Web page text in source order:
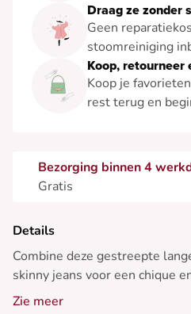
Draag ze zonder
Geen
stoomreiniging
Koop, retourneer
Koop je
rest terug en
Bezorging binnen 4
Gratis
Details
Combine deze gestreepte
skinny jeans voor een chique
elk seizoen.
Zie meer